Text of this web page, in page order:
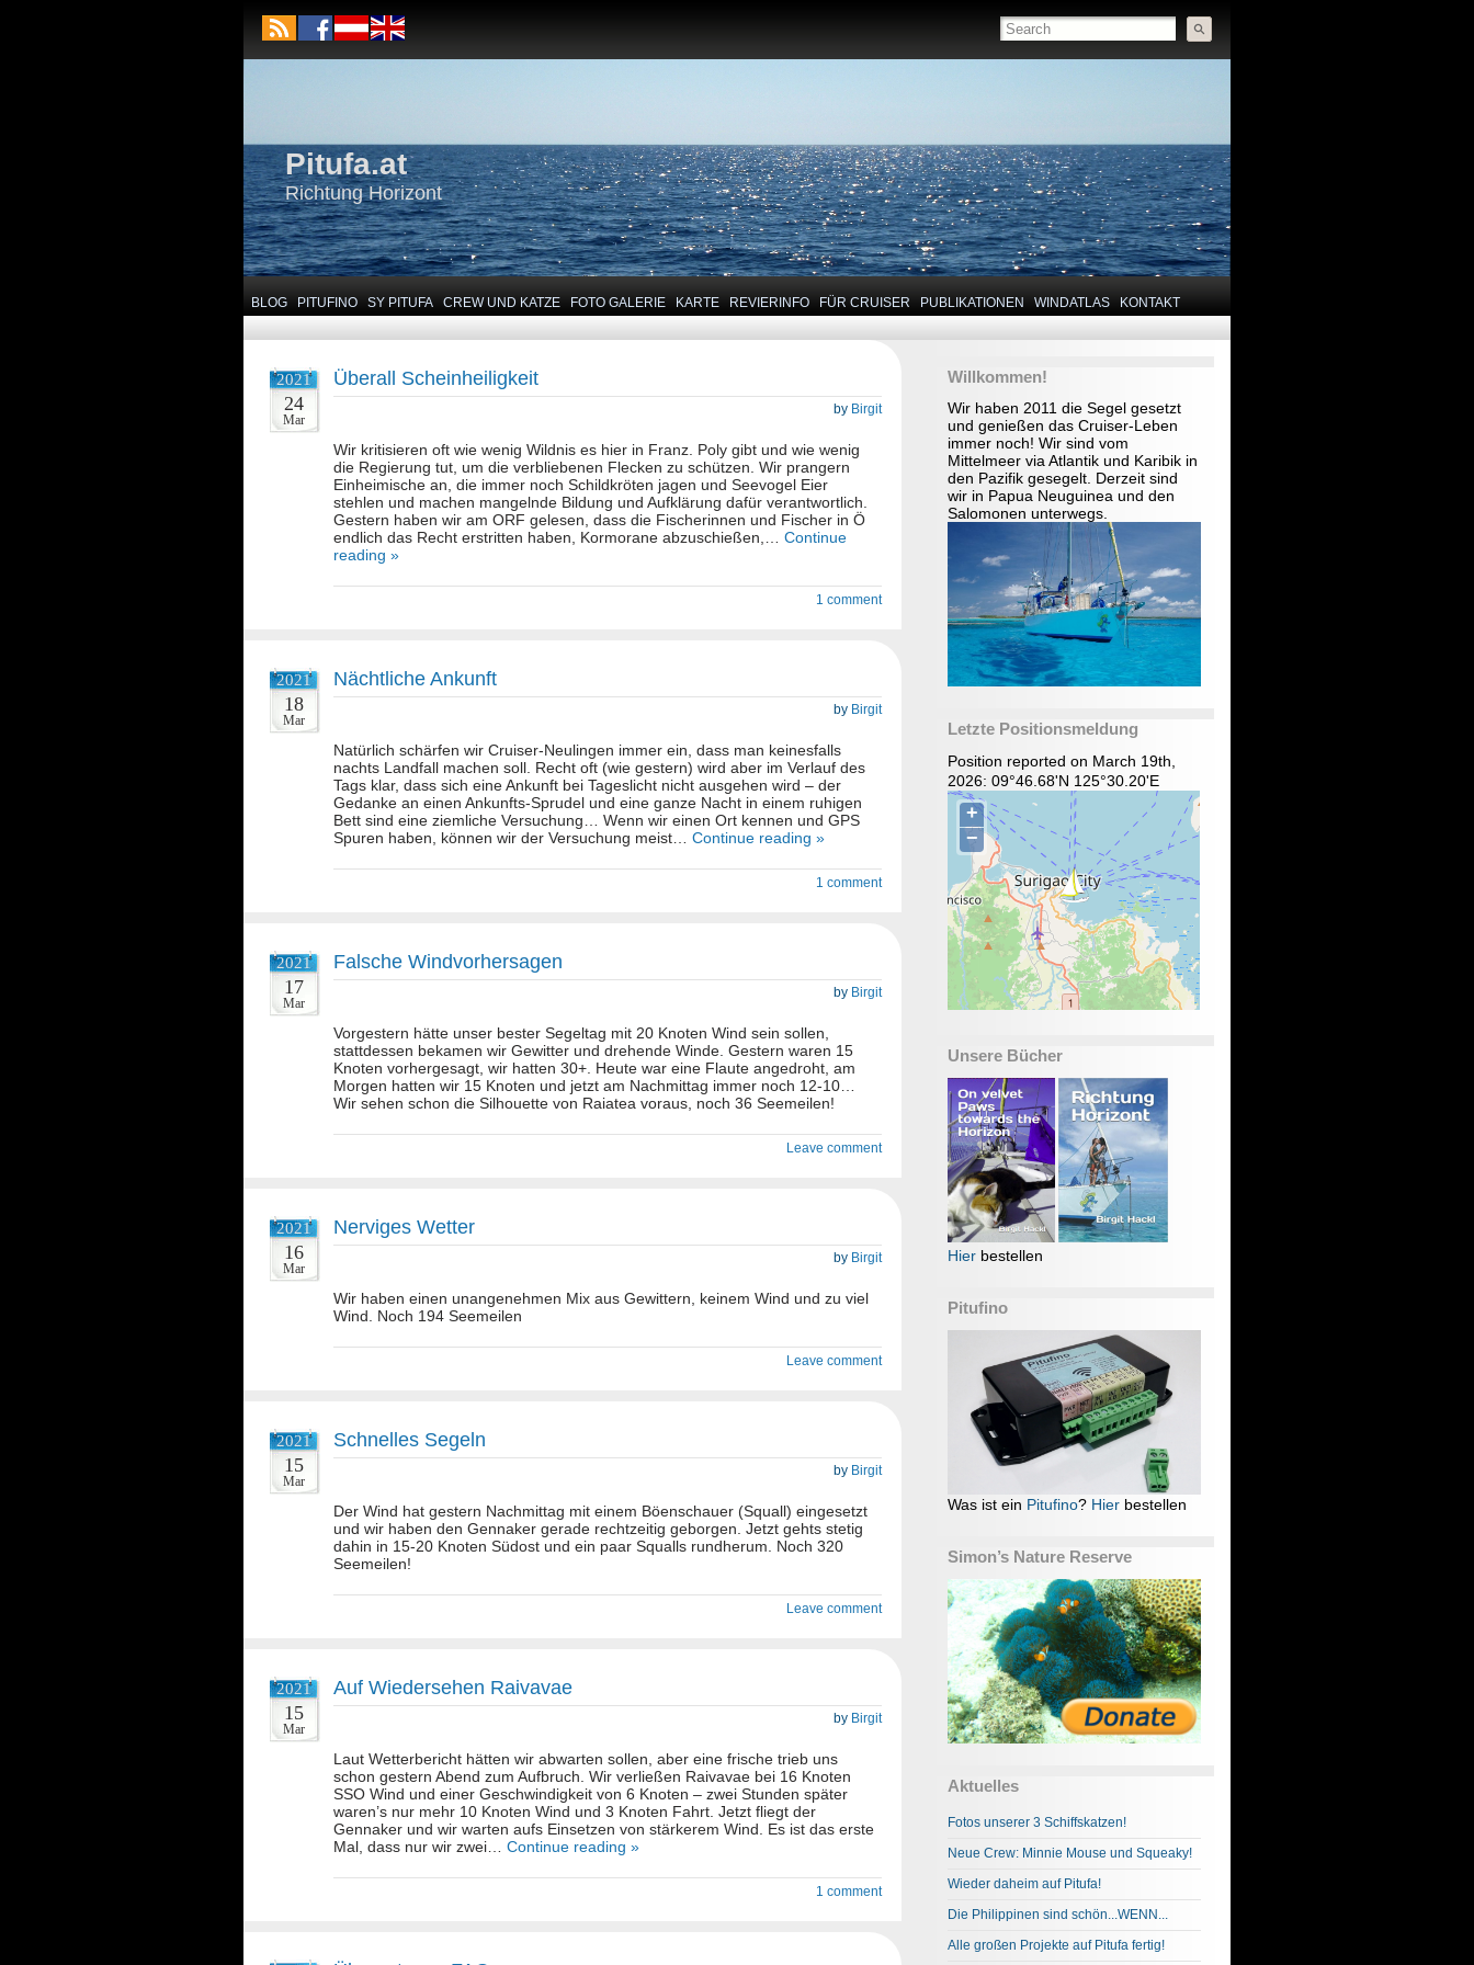
Pitufa.at
Richtung Horizont
BLOG PITUFINO SY PITUFA CREW UND KATZE FOTO GALERIE KARTE REVIERINFO FÜR CRUISER PUBLIKATIONEN WINDATLAS KONTAKT
Willkommen!
Wir haben 2011 die Segel gesetzt
und genießen das Cruiser-Leben
immer noch! Wir sind vom
Mittelmeer via Atlantik und Karibik in
den Pazifik gesegelt. Derzeit sind
wir in Papua Neuguinea und den
Salomonen unterwegs.
Letzte Positionsmeldung
Position reported on March 19th,
2026: 09°46.68'N 125°30.20'E
Unsere Bücher
Hier bestellen
Pitufino
Was ist ein Pitufino? Hier bestellen
Simon’s Nature Reserve
Aktuelles
Fotos unserer 3 Schiffskatzen!
Neue Crew: Minnie Mouse und Squeaky!
Wieder daheim auf Pitufa!
Die Philippinen sind schön...WENN...
Alle großen Projekte auf Pitufa fertig!
2021
24
Mar
Überall Scheinheiligkeit
by Birgit
Wir kritisieren oft wie wenig Wildnis es hier in Franz. Poly gibt und wie wenig
die Regierung tut, um die verbliebenen Flecken zu schützen. Wir prangern
Einheimische an, die immer noch Schildkröten jagen und Seevogel Eier
stehlen und machen mangelnde Bildung und Aufklärung dafür verantwortlich.
Gestern haben wir am ORF gelesen, dass die Fischerinnen und Fischer in Ö
endlich das Recht erstritten haben, Kormorane abzuschießen,… Continue
reading »
1 comment
2021
18
Mar
Nächtliche Ankunft
by Birgit
Natürlich schärfen wir Cruiser-Neulingen immer ein, dass man keinesfalls
nachts Landfall machen soll. Recht oft (wie gestern) wird aber im Verlauf des
Tags klar, dass sich eine Ankunft bei Tageslicht nicht ausgehen wird – der
Gedanke an einen Ankunfts-Sprudel und eine ganze Nacht in einem ruhigen
Bett sind eine ziemliche Versuchung… Wenn wir einen Ort kennen und GPS
Spuren haben, können wir der Versuchung meist… Continue reading »
1 comment
2021
17
Mar
Falsche Windvorhersagen
by Birgit
Vorgestern hätte unser bester Segeltag mit 20 Knoten Wind sein sollen,
stattdessen bekamen wir Gewitter und drehende Winde. Gestern waren 15
Knoten vorhergesagt, wir hatten 30+. Heute war eine Flaute angedroht, am
Morgen hatten wir 15 Knoten und jetzt am Nachmittag immer noch 12-10…
Wir sehen schon die Silhouette von Raiatea voraus, noch 36 Seemeilen!
Leave comment
2021
16
Mar
Nerviges Wetter
by Birgit
Wir haben einen unangenehmen Mix aus Gewittern, keinem Wind und zu viel
Wind. Noch 194 Seemeilen
Leave comment
2021
15
Mar
Schnelles Segeln
by Birgit
Der Wind hat gestern Nachmittag mit einem Böenschauer (Squall) eingesetzt
und wir haben den Gennaker gerade rechtzeitig geborgen. Jetzt gehts stetig
dahin in 15-20 Knoten Südost und ein paar Squalls rundherum. Noch 320
Seemeilen!
Leave comment
2021
15
Mar
Auf Wiedersehen Raivavae
by Birgit
Laut Wetterbericht hätten wir abwarten sollen, aber eine frische trieb uns
schon gestern Abend zum Aufbruch. Wir verließen Raivavae bei 16 Knoten
SSO Wind und einer Geschwindigkeit von 6 Knoten – zwei Stunden später
waren’s nur mehr 10 Knoten Wind und 3 Knoten Fahrt. Jetzt fliegt der
Gennaker und wir warten aufs Einsetzen von stärkerem Wind. Es ist das erste
Mal, dass nur wir zwei… Continue reading »
1 comment